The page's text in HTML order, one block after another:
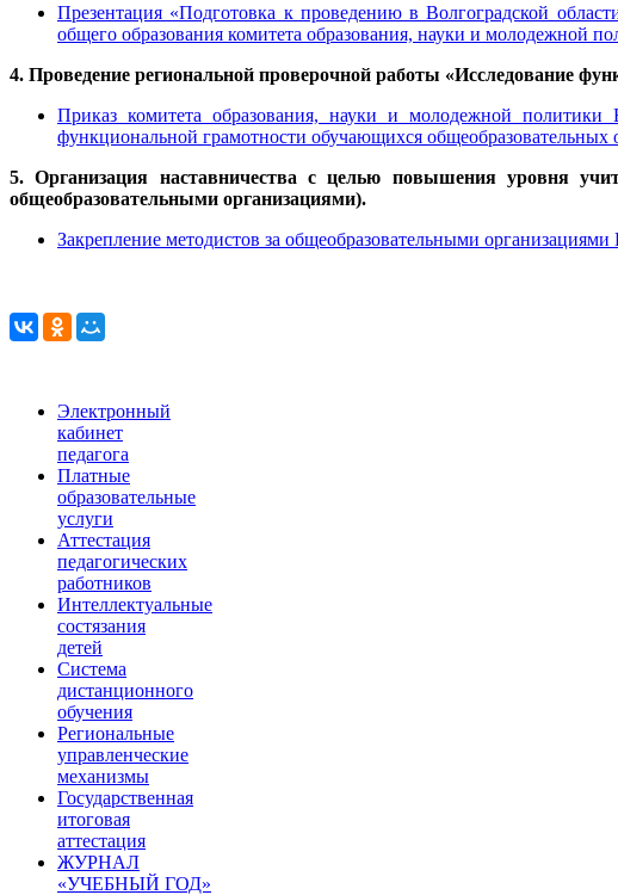
Презентация «Подготовка к проведению в Волгоградской
общего образования комитета образования, науки и молодежной
4. Проведение региональной проверочной работы «Исследование
Приказ комитета образования, науки и молодежной
функциональной грамотности обучающихся общеобразовательных
5. Организация наставничества с целью повышения уровня
общеобразовательными организациями).
Закрепление методистов за общеобразовательными
Электронный
кабинет
педагога
Платные
образовательные
услуги
Аттестация
педагогических
работников
Интеллектуальные
состязания
детей
Система
дистанционного
обучения
Региональные
управленческие
механизмы
Государственная
итоговая
аттестация
ЖУРНАЛ
«УЧЕБНЫЙ ГОД»